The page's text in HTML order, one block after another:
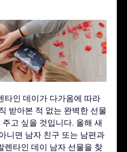
타인 데이가 다가옴에 따라
받아본 적 없는 완벽한 선물
고 싶을 것입니다. 올해 새
니면 남자 친구 또는 남편과
렌타인 데이 남자 선물을 찾